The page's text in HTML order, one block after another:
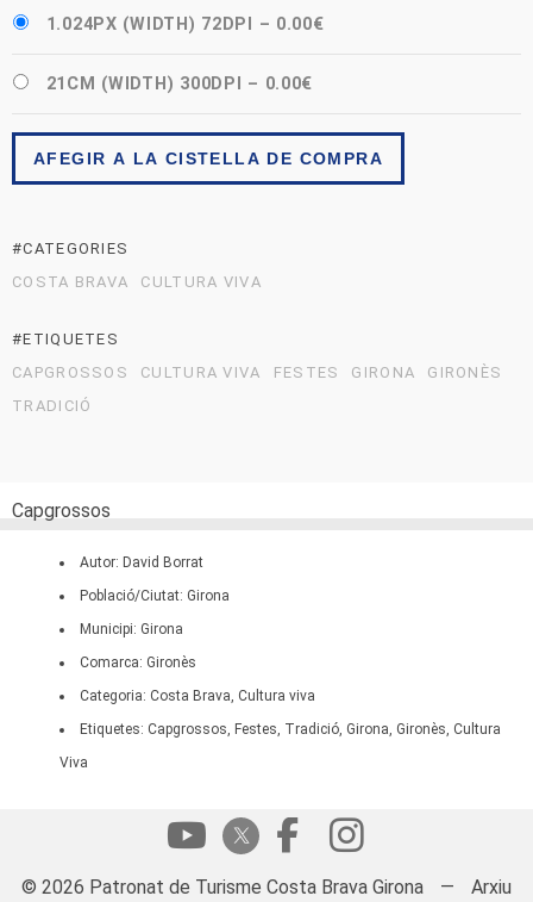
1.024PX (WIDTH) 72DPI – 0.00€
21CM (WIDTH) 300DPI – 0.00€
AFEGIR A LA CISTELLA DE COMPRA
#CATEGORIES
COSTA BRAVA
CULTURA VIVA
#ETIQUETES
CAPGROSSOS
CULTURA VIVA FESTES GIRONA
GIRONÈS
TRADICIÓ
Capgrossos
Autor: David Borrat
Població/Ciutat: Girona
Municipi: Girona
Comarca: Gironès
Categoria: Costa Brava, Cultura viva
Etiquetes: Capgrossos, Festes, Tradició, Girona, Gironès, Cultura
Viva
© 2026 Patronat de Turisme Costa Brava Girona — Arxiu